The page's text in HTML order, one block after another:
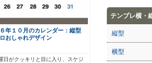
年１０月のカレンダー：縦型
おしゃれデザイン
日がクッキリと目に入り、スケジ
テンプレ横・
縦型
横型